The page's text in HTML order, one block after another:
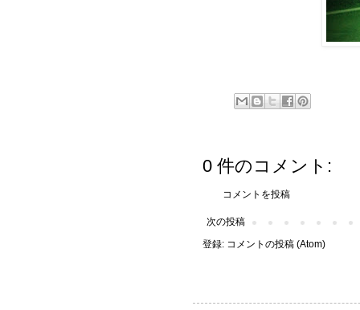
0 件のコメント:
コメントを投稿
次の投稿
登録: コメントの投稿 (Atom)